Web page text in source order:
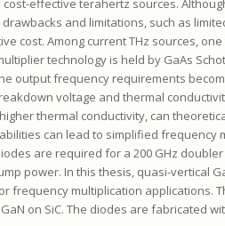
effective terahertz sources.
and limitations, such as
cost. Among current THz sources,
technology is held by GaAs
output frequency requirements
voltage and thermal
thermal conductivity, can
can lead to simplified frequency
are required for a 200 GHz
power. In this thesis, quasi-vertical
frequency multiplication applications.
on SiC. The diodes are fabricated